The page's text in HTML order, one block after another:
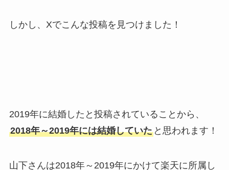
しかし、Xでこんな投稿を見つけました！
2019年に結婚したと投稿されていることから、
2018年～2019年には結婚していたと思われます！
山下さんは2018年～2019年にかけて楽天に所属し